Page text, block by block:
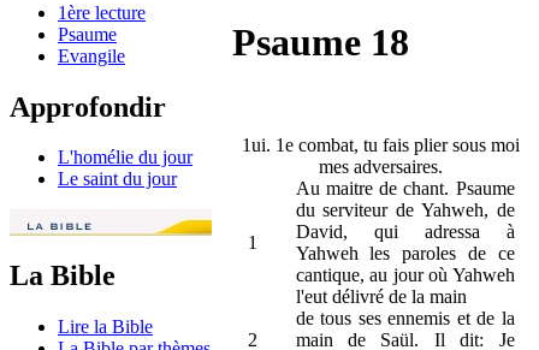
1ère lecture
Psaume
Evangile
Approfondir
L'homélie du jour
Le saint du jour
La Bible
Lire la Bible
Psaume 18
1ui. 1e combat, tu fais plier sous moi
mes adversaires.
1
Au maitre de chant. Psaume
du serviteur de Yahweh, de
David, qui adressa à
Yahweh les paroles de ce
cantique, au jour où Yahweh
l'eut délivré de la main
2
de tous ses ennemis et de la
main de Saül. Il dit: Je